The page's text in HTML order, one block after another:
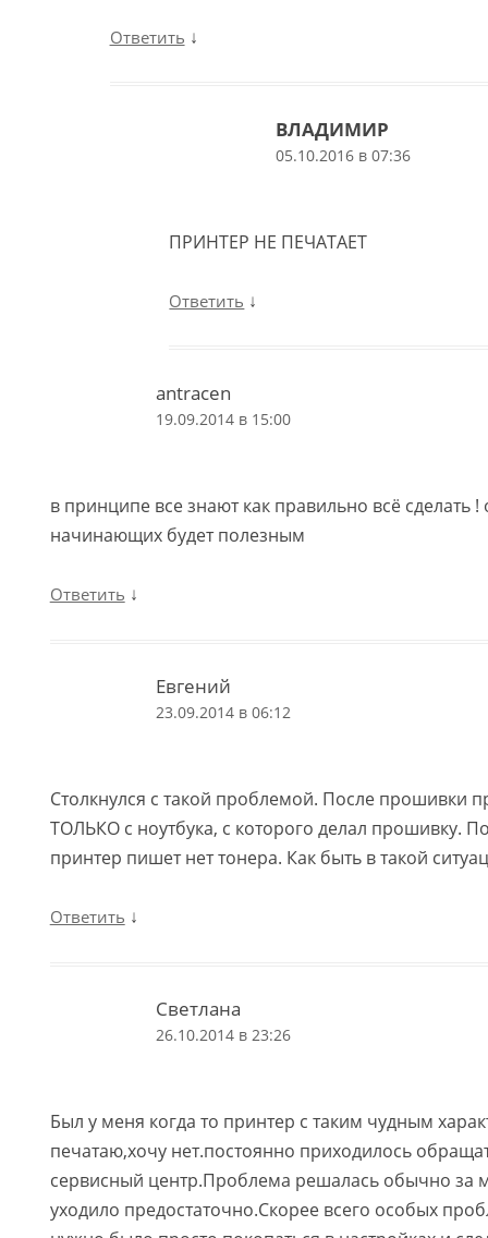
Ответить ↓
ВЛАДИМИР
05.10.2016 в 07:36
ПРИНТЕР НЕ ПЕЧАТАЕТ
Ответить ↓
antracen
19.09.2014 в 15:00
в принципе все знают как правильно всё сделать !
начинающих будет полезным
Ответить ↓
Евгений
23.09.2014 в 06:12
Столкнулся с такой проблемой. После прошивки
ТОЛЬКО с ноутбука, с которого делал прошивку.
принтер пишет нет тонера. Как быть в такой
Ответить ↓
Светлана
26.10.2014 в 23:26
Был у меня когда то принтер с таким чудным
печатаю,хочу нет.постоянно приходилось
сервисный центр.Проблема решалась обычно за
уходило предостаточно.Скорее всего особых